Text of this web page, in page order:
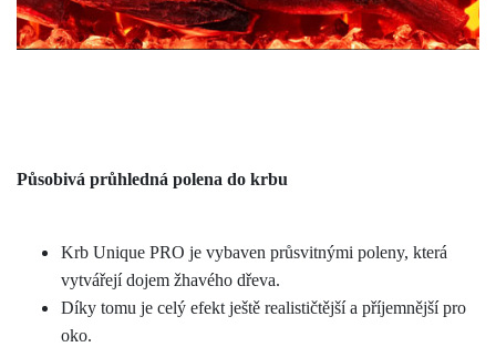
Působivá průhledná polena do krbu
Krb Unique PRO je vybaven průsvitnými poleny, která
vytvářejí dojem žhavého dřeva.
Díky tomu je celý efekt ještě realističtější a příjemnější pro
oko.